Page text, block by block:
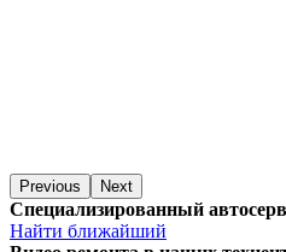
Previous Next
Специализированный
Найти ближайший